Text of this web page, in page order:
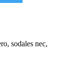
sodales nec,